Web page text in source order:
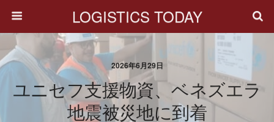
LOGISTICS TODAY
2026年6月29日
ユニセフ支援物資、ベネズエラ
地震被災地に到着